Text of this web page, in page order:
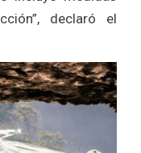
declaró el